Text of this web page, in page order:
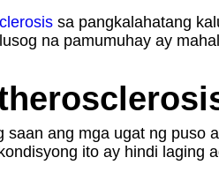
sa pangkalahatang
na pamumuhay ay
ang mga ugat ng
ito ay hindi